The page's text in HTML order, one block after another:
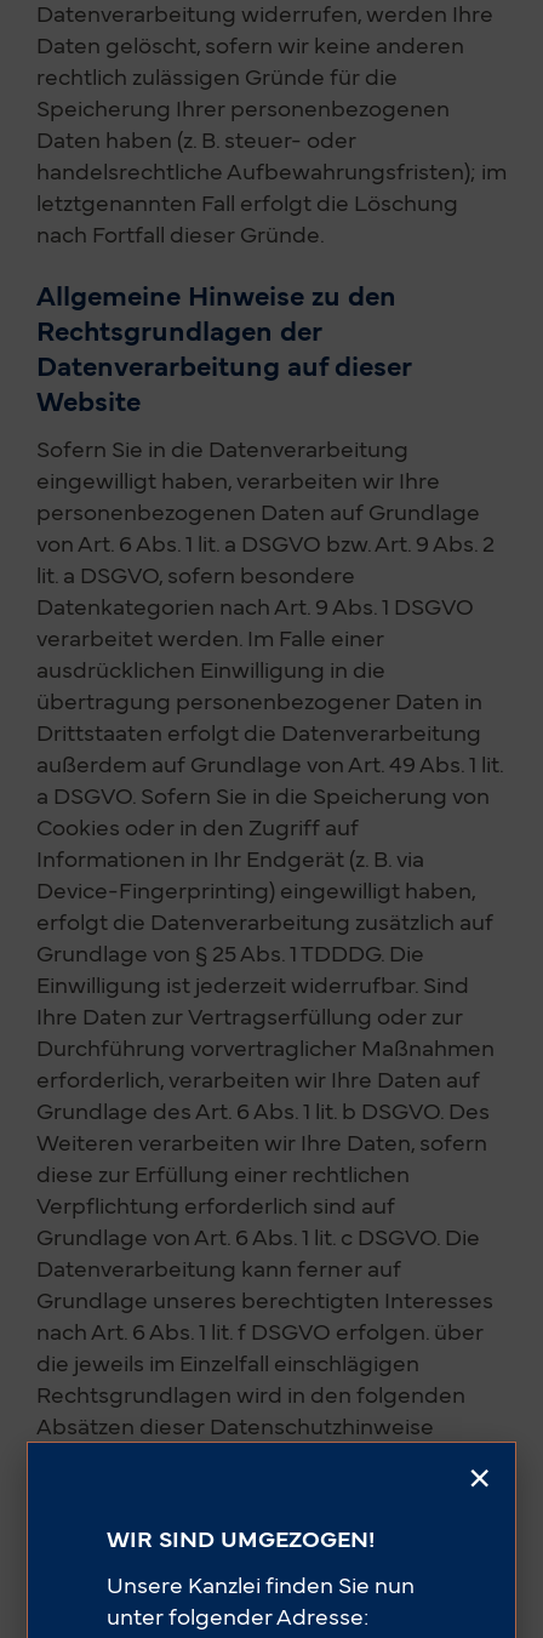
×
WIR SIND UMGEZOGEN!
Unsere Kanzlei finden Sie nun
unter folgender Adresse:
Datenverarbeitung widerrufen, werden Ihre
Daten gelöscht, sofern wir keine anderen
rechtlich zulässigen Gründe für die
Speicherung Ihrer personenbezogenen
Daten haben (z. B. steuer- oder
handelsrechtliche Aufbewahrungsfristen); im
letztgenannten Fall erfolgt die Löschung
nach Fortfall dieser Gründe.
Allgemeine Hinweise zu den
Rechtsgrundlagen der
Datenverarbeitung auf dieser
Website
Sofern Sie in die Datenverarbeitung
eingewilligt haben, verarbeiten wir Ihre
personenbezogenen Daten auf Grundlage
von Art. 6 Abs. 1 lit. a DSGVO bzw. Art. 9 Abs. 2
lit. a DSGVO, sofern besondere
Datenkategorien nach Art. 9 Abs. 1 DSGVO
verarbeitet werden. Im Falle einer
ausdrücklichen Einwilligung in die
übertragung personenbezogener Daten in
Drittstaaten erfolgt die Datenverarbeitung
außerdem auf Grundlage von Art. 49 Abs. 1 lit.
a DSGVO. Sofern Sie in die Speicherung von
Cookies oder in den Zugriff auf
Informationen in Ihr Endgerät (z. B. via
Device-Fingerprinting) eingewilligt haben,
erfolgt die Datenverarbeitung zusätzlich auf
Grundlage von § 25 Abs. 1 TDDDG. Die
Einwilligung ist jederzeit widerrufbar. Sind
Ihre Daten zur Vertragserfüllung oder zur
Durchführung vorvertraglicher Maßnahmen
erforderlich, verarbeiten wir Ihre Daten auf
Grundlage des Art. 6 Abs. 1 lit. b DSGVO. Des
Weiteren verarbeiten wir Ihre Daten, sofern
diese zur Erfüllung einer rechtlichen
Verpflichtung erforderlich sind auf
Grundlage von Art. 6 Abs. 1 lit. c DSGVO. Die
Datenverarbeitung kann ferner auf
Grundlage unseres berechtigten Interesses
nach Art. 6 Abs. 1 lit. f DSGVO erfolgen. über
die jeweils im Einzelfall einschlägigen
Rechtsgrundlagen wird in den folgenden
Absätzen dieser Datenschutzhinweise
benannt.